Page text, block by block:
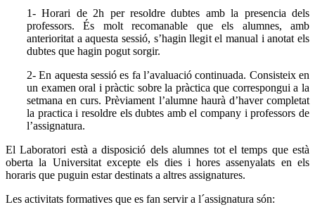
1- Horari de 2h per resoldre dubtes amb la presencia dels
professors. És molt recomanable que els alumnes, amb
anterioritat a aquesta sessió, s’hagin llegit el manual i anotat els
dubtes que hagin pogut sorgir.
2- En aquesta sessió es fa l’avaluació continuada. Consisteix en
un examen oral i pràctic sobre la pràctica que correspongui a la
setmana en curs. Prèviament l’alumne haurà d’haver completat
la practica i resoldre els dubtes amb el company i professors de
l’assignatura.
El Laboratori està a disposició dels alumnes tot el temps que està
oberta la Universitat excepte els dies i hores assenyalats en els
horaris que puguin estar destinats a altres assignatures.
Les activitats formatives que es fan servir a l´assignatura són: